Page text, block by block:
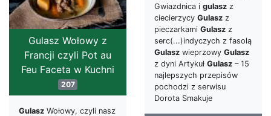
Gwiazdnica i gulasz z
ciecierzycy Gulasz z
pieczarkami Gulasz z
serc(...)indyczych z fasolą
Gulasz wieprzowy Gulasz
z dyni Artykuł Gulasz – 15
najlepszych przepisów
pochodzi z serwisu
Dorota Smakuje
Gulasz Wołowy z
Francji czyli Pot au
Feu Faceta w Kuchni
207
Gulasz Wołowy, czyli nasz